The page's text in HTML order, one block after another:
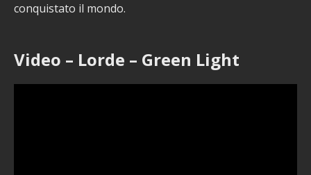
conquistato il mondo.
Video – Lorde – Green Light